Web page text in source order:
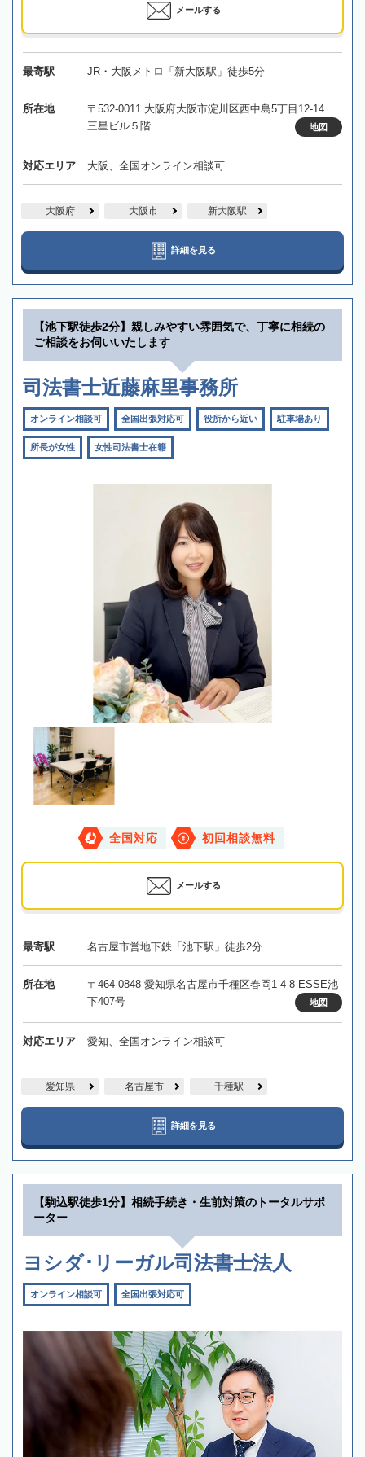
メールする
最寄駅 JR・大阪メトロ「新大阪駅」徒歩5分
所在地
〒532-0011 大阪府大阪市淀川区西中島5丁目12-14
三星ビル５階
地図
対応エリア 大阪、全国オンライン相談可
大阪府 大阪市 新大阪駅
詳細を見る
【池下駅徒歩2分】親しみやすい雰囲気で、丁寧に相続の
ご相談をお伺いいたします
司法書士近藤麻里事務所
オンライン相談可 全国出張対応可 役所から近い 駐車場あり
所長が女性 女性司法書士在籍
全国対応 初回相談無料
メールする
最寄駅 名古屋市営地下鉄「池下駅」徒歩2分
所在地
〒464-0848 愛知県名古屋市千種区春岡1-4-8 ESSE池
下407号
地図
対応エリア 愛知、全国オンライン相談可
愛知県 名古屋市 千種駅
詳細を見る
【駒込駅徒歩1分】相続手続き・生前対策のトータルサポ
ーター
ヨシダ･リーガル司法書士法人
オンライン相談可 全国出張対応可